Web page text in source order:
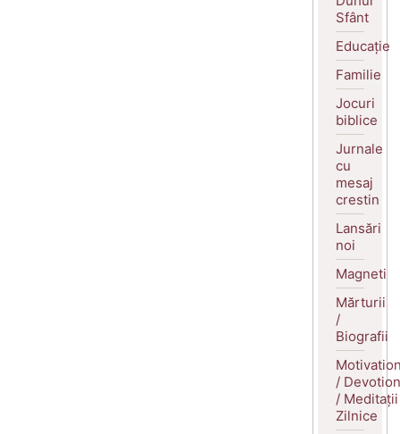
Sfânt
Educație
Familie
Jocuri
biblice
Jurnale
cu
mesaj
crestin
Lansări
noi
Magneti
Mărturii
/
Biografii
/
/ Meditații
Zilnice